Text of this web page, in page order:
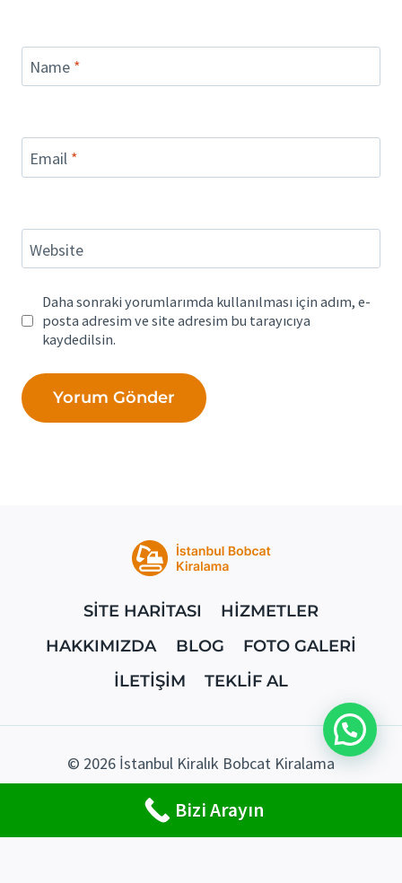
Name *
Email *
Website
Daha sonraki yorumlarımda kullanılması için adım, e-
posta adresim ve site adresim bu tarayıcıya
kaydedilsin.
SİTE HARİTASI
HİZMETLER
HAKKIMIZDA
BLOG
FOTO GALERİ
İLETİŞİM
TEKLİF AL
© 2026 İstanbul Kiralık Bobcat Kiralama
Bizi Arayın